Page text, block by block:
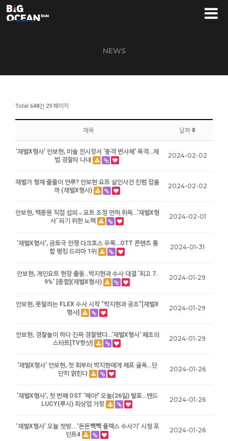
NEWS
Total 648건 29 페이지
제목 날짜
'재벌X형사' 안보현, 미술 전시장서 '충격 변사체' 목격…제
법 경찰티 나네
2024-02-02
재벌가 형제 줄줄이 연루? 안보현 요트 살인사건 진범 잡을
까 (재벌X형사)
2024-02-02
안보현, 백종원 직접 섭외→요트 조정 면허 취득…'재벌X형
사' 되기 위한 노력
2024-02-01
'재벌X형사', 금토극 전쟁 다크호스 우뚝…OTT 콘텐츠 통
합 랭킹 드라마 1위
2024-01-31
안보현, 개인요트 현장 출동..박지현과 수사 대결 '최고 7.
9%' [종합](재벌X형사)
2024-01-29
안보현, 못말리는 FLEX 수사 시작 "박지현과 공조"[재벌X
형사]
2024-01-29
안보현, 경찰놀이 하다 진짜 경찰됐다…'재벌X형사' 쾌조의
스타트[TV핫샷]
2024-01-29
'재벌X형사' 안보현, 첫 회부터 박지현에게 체포 굴욕…단
단히 얽힌다
2024-01-26
'재벌X형사', 첫 번째 OST '헤이!' 오늘(26일) 발표…밴드
LUCY(루시) 최상엽 가창
2024-01-26
‘재벌X형사’ 오늘 첫방...‘돈돈빽빽 플렉스 수사기’ 시청 포
인트4
2024-01-26